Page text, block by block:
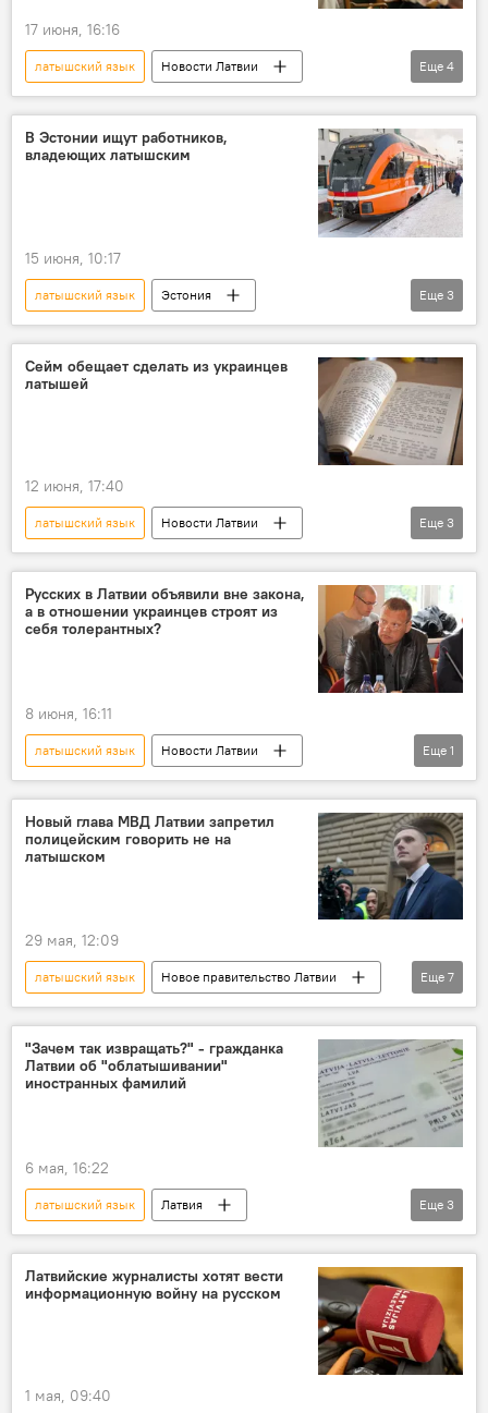
17 июня, 16:16
латышский язык
Новости Латвии
Латвия
Сейм
поправки
закон
штраф
Еще 4
В Эстонии ищут работников,
владеющих латышским
15 июня, 10:17
латышский язык
Эстония
Новости Балтии
пассажироперевозки
железная дорога
Еще 3
Сейм обещает сделать из украинцев
латышей
12 июня, 17:40
латышский язык
Новости Латвии
украинцы
Беженцы в Латвии и ЕС
ВНЖ в Латвии
Еще 3
Русских в Латвии объявили вне закона,
а в отношении украинцев строят из
себя толерантных?
8 июня, 16:11
латышский язык
Новости Латвии
украинцы
Еще 1
Новый глава МВД Латвии запретил
полицейским говорить не на
латышском
29 мая, 12:09
латышский язык
Новое правительство Латвии
Латвия
Новости Латвии
Янис Домбрава
МВД Латвии
государственный язык
Еще 7
"Зачем так извращать?" - гражданка
Латвии об "облатышивании"
иностранных фамилий
6 мая, 16:22
латышский язык
Латвия
Новости Латвии
общество
фамилия
Еще 3
Латвийские журналисты хотят вести
информационную войну на русском
1 мая, 09:40